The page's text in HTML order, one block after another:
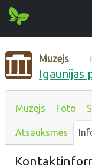
Muzejs
Igaunijas
Muzejs Foto
Atsauksmes